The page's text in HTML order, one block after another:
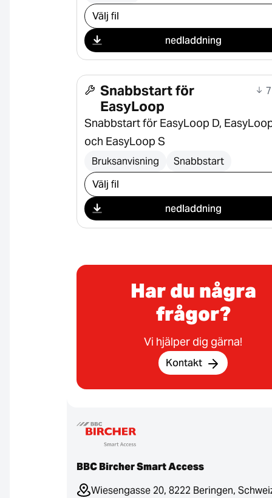
Välj nedladdning
nedladdning
Snabbstart för
EasyLoop
Snabbstart för EasyLoop D,
och EasyLoop S
Bruksanvisning Snabbstart
Välj nedladdning
nedladdning
Har du några
frågor?
Vi hjälper dig gärna!
Kontakt
BBC Bircher Smart Access
Wiesengasse 20, 8222 Beringen,